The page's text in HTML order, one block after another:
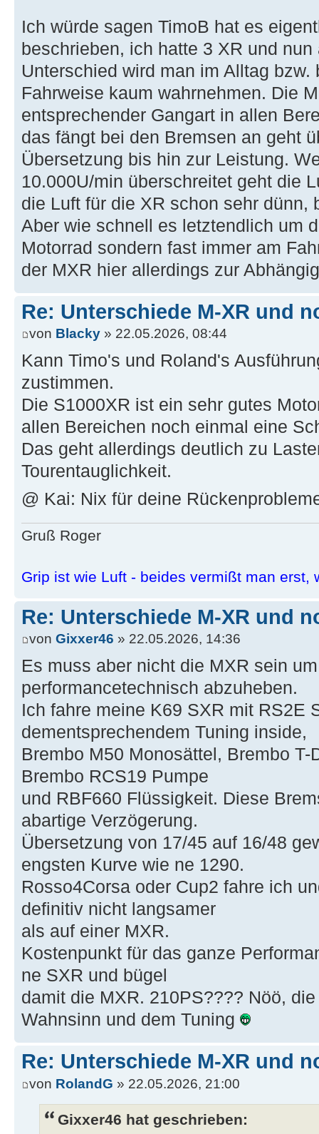
Ich würde sagen TimoB hat es
beschrieben, ich hatte 3 XR und
Unterschied wird man im Alltag bzw.
Fahrweise kaum wahrnehmen. Die
entsprechender Gangart in allen
das fängt bei den Bremsen an geht
Übersetzung bis hin zur Leistung.
10.000U/min überschreitet geht die
die Luft für die XR schon sehr dünn,
Aber wie schnell es letztendlich um
Motorrad sondern fast immer am
der MXR hier allerdings zur
Re: Unterschiede M-XR und
von Blacky » 22.05.2026, 08:44
Kann Timo's und Roland's
zustimmen.
Die S1000XR ist ein sehr gutes
allen Bereichen noch einmal eine
Das geht allerdings deutlich zu
Tourentauglichkeit.
@ Kai: Nix für deine
Gruß Roger
Grip ist wie Luft - beides vermißt man erst,
Re: Unterschiede M-XR und
von Gixxer46 » 22.05.2026, 14:36
Es muss aber nicht die MXR sein
performancetechnisch abzuheben.
Ich fahre meine K69 SXR mit RS2E
dementsprechendem Tuning inside,
Brembo M50 Monosättel, Brembo
Brembo RCS19 Pumpe
und RBF660 Flüssigkeit. Diese
abartige Verzögerung.
Übersetzung von 17/45 auf 16/48
engsten Kurve wie ne 1290.
Rosso4Corsa oder Cup2 fahre ich
definitiv nicht langsamer
als auf einer MXR.
Kostenpunkt für das ganze
ne SXR und bügel
damit die MXR. 210PS???? Nöö,
Wahnsinn und dem Tuning
Re: Unterschiede M-XR und
von RolandG » 22.05.2026, 21:00
Gixxer46 hat geschrieben: